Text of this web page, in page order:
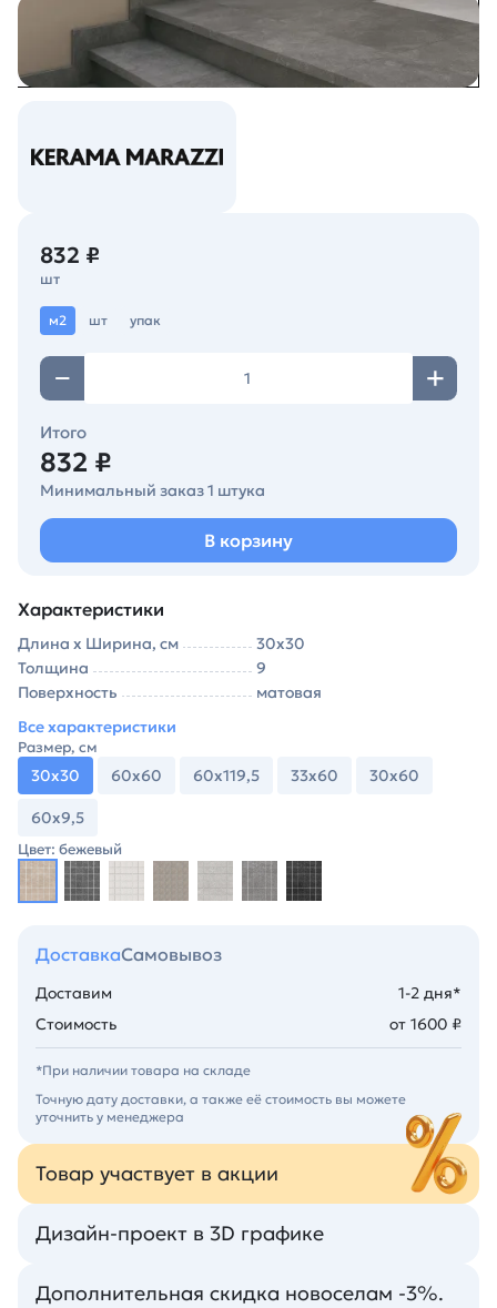
832 ₽
шт
м2 шт упак
Итого
832 ₽
Минимальный заказ 1 штука
В корзину
Характеристики
Длина х Ширина, см
30х30
Толщина
9
Поверхность
матовая
Все характеристики
Размер, см
30х30 60х60 60х119,5 33х60 30х60
60х9,5
Цвет: бежевый
ДоставкаСамовывоз
Доставим
1-2 дня*
Стоимость
от 1600 ₽
*При наличии товара на складе
Точную дату доставки, а также её стоимость вы можете
уточнить у менеджера
Товар участвует в акции
Дизайн-проект в 3D графике
Дополнительная скидка новоселам -3%.